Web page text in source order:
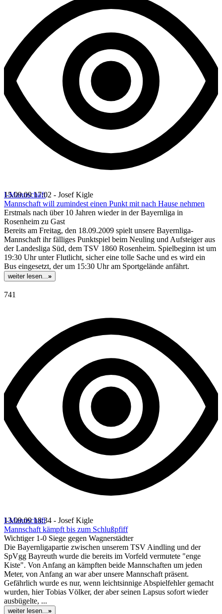
I-Mannschaft
15.09.09 17:02 - Josef Kigle
Mannschaft will zumindest einen Punkt mit nach Hause nehmen
Erstmals nach über 10 Jahren wieder in der Bayernliga in
Rosenheim zu Gast
Bereits am Freitag, den 18.09.2009 spielt unsere Bayernliga-
Mannschaft ihr fälliges Punktspiel beim Neuling und Aufsteiger aus
der Landesliga Süd, dem TSV 1860 Rosenheim. Spielbeginn ist um
19:30 Uhr unter Flutlicht, sicher eine tolle Sache und es wird ein
Bus eingesetzt, der um 15:30 Uhr am Sportgelände anfährt.
weiter lesen...»
741
I-Mannschaft
13.09.09 18:34 - Josef Kigle
Mannschaft kämpft bis zum Schlußpfiff
Wichtiger 1-0 Siege gegen Wagnerstädter
Die Bayernligapartie zwischen unserem TSV Aindling und der
SpVgg Bayreuth wurde die bereits im Vorfeld vermutete "enge
Kiste". Von Anfang an kämpften beide Mannschaften um jeden
Meter, von Anfang an war aber unsere Mannschaft präsent.
Gefährlich wurde es nur, wenn leichtsinnige Abspielfehler gemacht
wurden, hier Tobias Völker, der aber seinen Lapsus sofort wieder
ausbügelte, ...
weiter lesen...»